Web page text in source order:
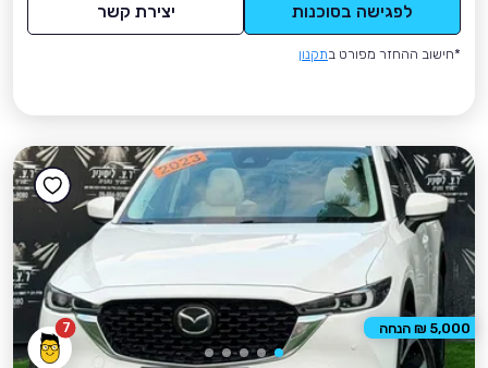
לפגישה בסוכנות יצירת קשר
*חישוב ההחזר מפורט בתקנון
7 5,000 ₪ הנחה